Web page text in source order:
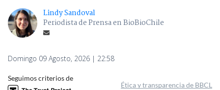
Lindy Sandoval
Periodista de Prensa en BioBioChile
Domingo 09 Agosto, 2026 | 22:58
Seguimos criterios de
Ética y transparencia de BBCL